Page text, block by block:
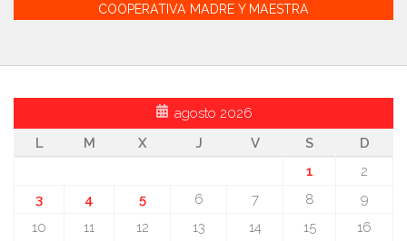
COOPERATIVA MADRE Y MAESTRA
agosto 2026
L
M X J V S
D
1
2
3
4 5 6 7 8
9
10
11 12 13 14 15
16